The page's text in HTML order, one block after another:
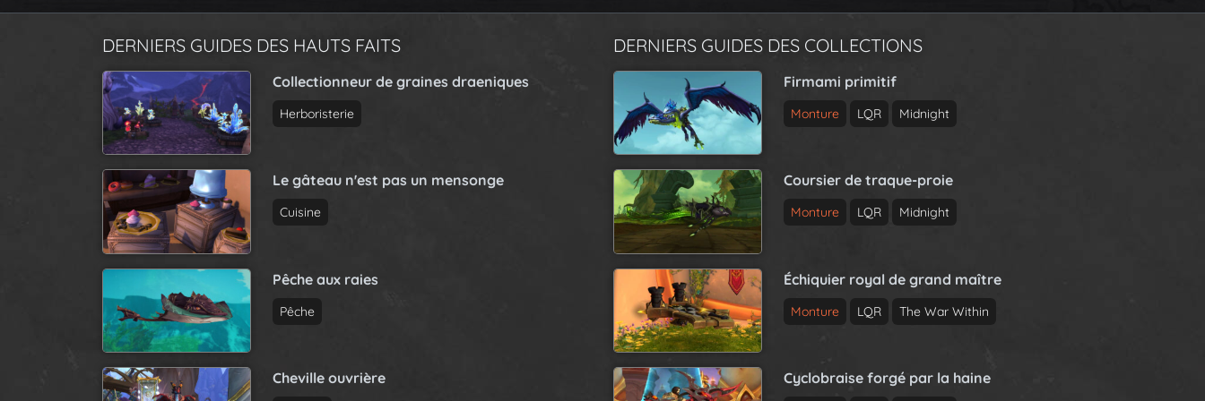
DERNIERS GUIDES DES HAUTS FAITS
Collectionneur de graines draeniques
Herboristerie
Le gâteau n'est pas un mensonge
Cuisine
Pêche aux raies
Pêche
Cheville ouvrière
DERNIERS GUIDES DES COLLECTIONS
Firmami primitif
Monture LQR Midnight
Coursier de traque-proie
Monture LQR Midnight
Échiquier royal de grand maître
Monture LQR The War Within
Cyclobraise forgé par la haine